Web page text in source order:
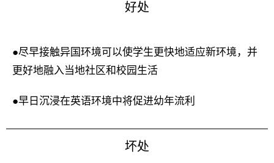
好处
●尽早接触异国环境可以使学生更快地适应新环境，并
更好地融入当地社区和校园生活
●早日沉浸在英语环境中将促进幼年流利
坏处